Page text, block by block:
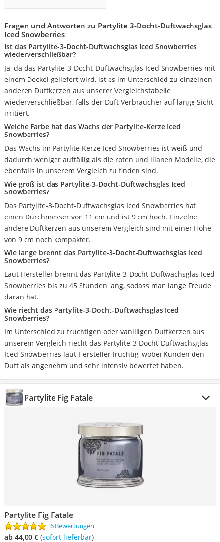
Fragen und Antworten zu Partylite 3-Docht-Duftwachsglas
Iced Snowberries
Ist das Partylite-3-Docht-Duftwachsglas Iced Snowberries
wiederverschließbar?
Ja, da das Partylite-3-Docht-Duftwachsglas Iced Snowberries mit
einem Deckel geliefert wird, ist es im Unterschied zu einzelnen
anderen Duftkerzen aus unserer Vergleichstabelle
wiederverschließbar, falls der Duft Verbraucher auf lange Sicht
irritiert.
Welche Farbe hat das Wachs der Partylite-Kerze Iced
Snowberries?
Das Wachs im Partylite-Kerze Iced Snowberries ist weiß und
dadurch weniger auffällig als die roten und lilanen Modelle, die
ebenfalls in unserem Vergleich zu finden sind.
Wie groß ist das Partylite-3-Docht-Duftwachsglas Iced
Snowberries?
Das Partylite-3-Docht-Duftwachsglas Iced Snowberries hat
einen Durchmesser von 11 cm und ist 9 cm hoch. Einzelne
andere Duftkerzen aus unserem Vergleich sind mit einer Höhe
von 9 cm noch kompakter.
Wie lange brennt das Partylite-3-Docht-Duftwachsglas Iced
Snowberries?
Laut Hersteller brennt das Partylite-3-Docht-Duftwachsglas Iced
Snowberries bis zu 45 Stunden lang, sodass man lange Freude
daran hat.
Wie riecht das Partylite-3-Docht-Duftwachsglas Iced
Snowberries?
Im Unterschied zu fruchtigen oder vanilligen Duftkerzen aus
unserem Vergleich riecht das Partylite-3-Docht-Duftwachsglas
Iced Snowberries laut Hersteller fruchtig, wobei Kunden den
Duft als angenehm und sehr intensiv bewertet haben.
Partylite Fig Fatale
Partylite Fig Fatale
6 Bewertungen
ab 44,00 € ( Sofort lieferbar)